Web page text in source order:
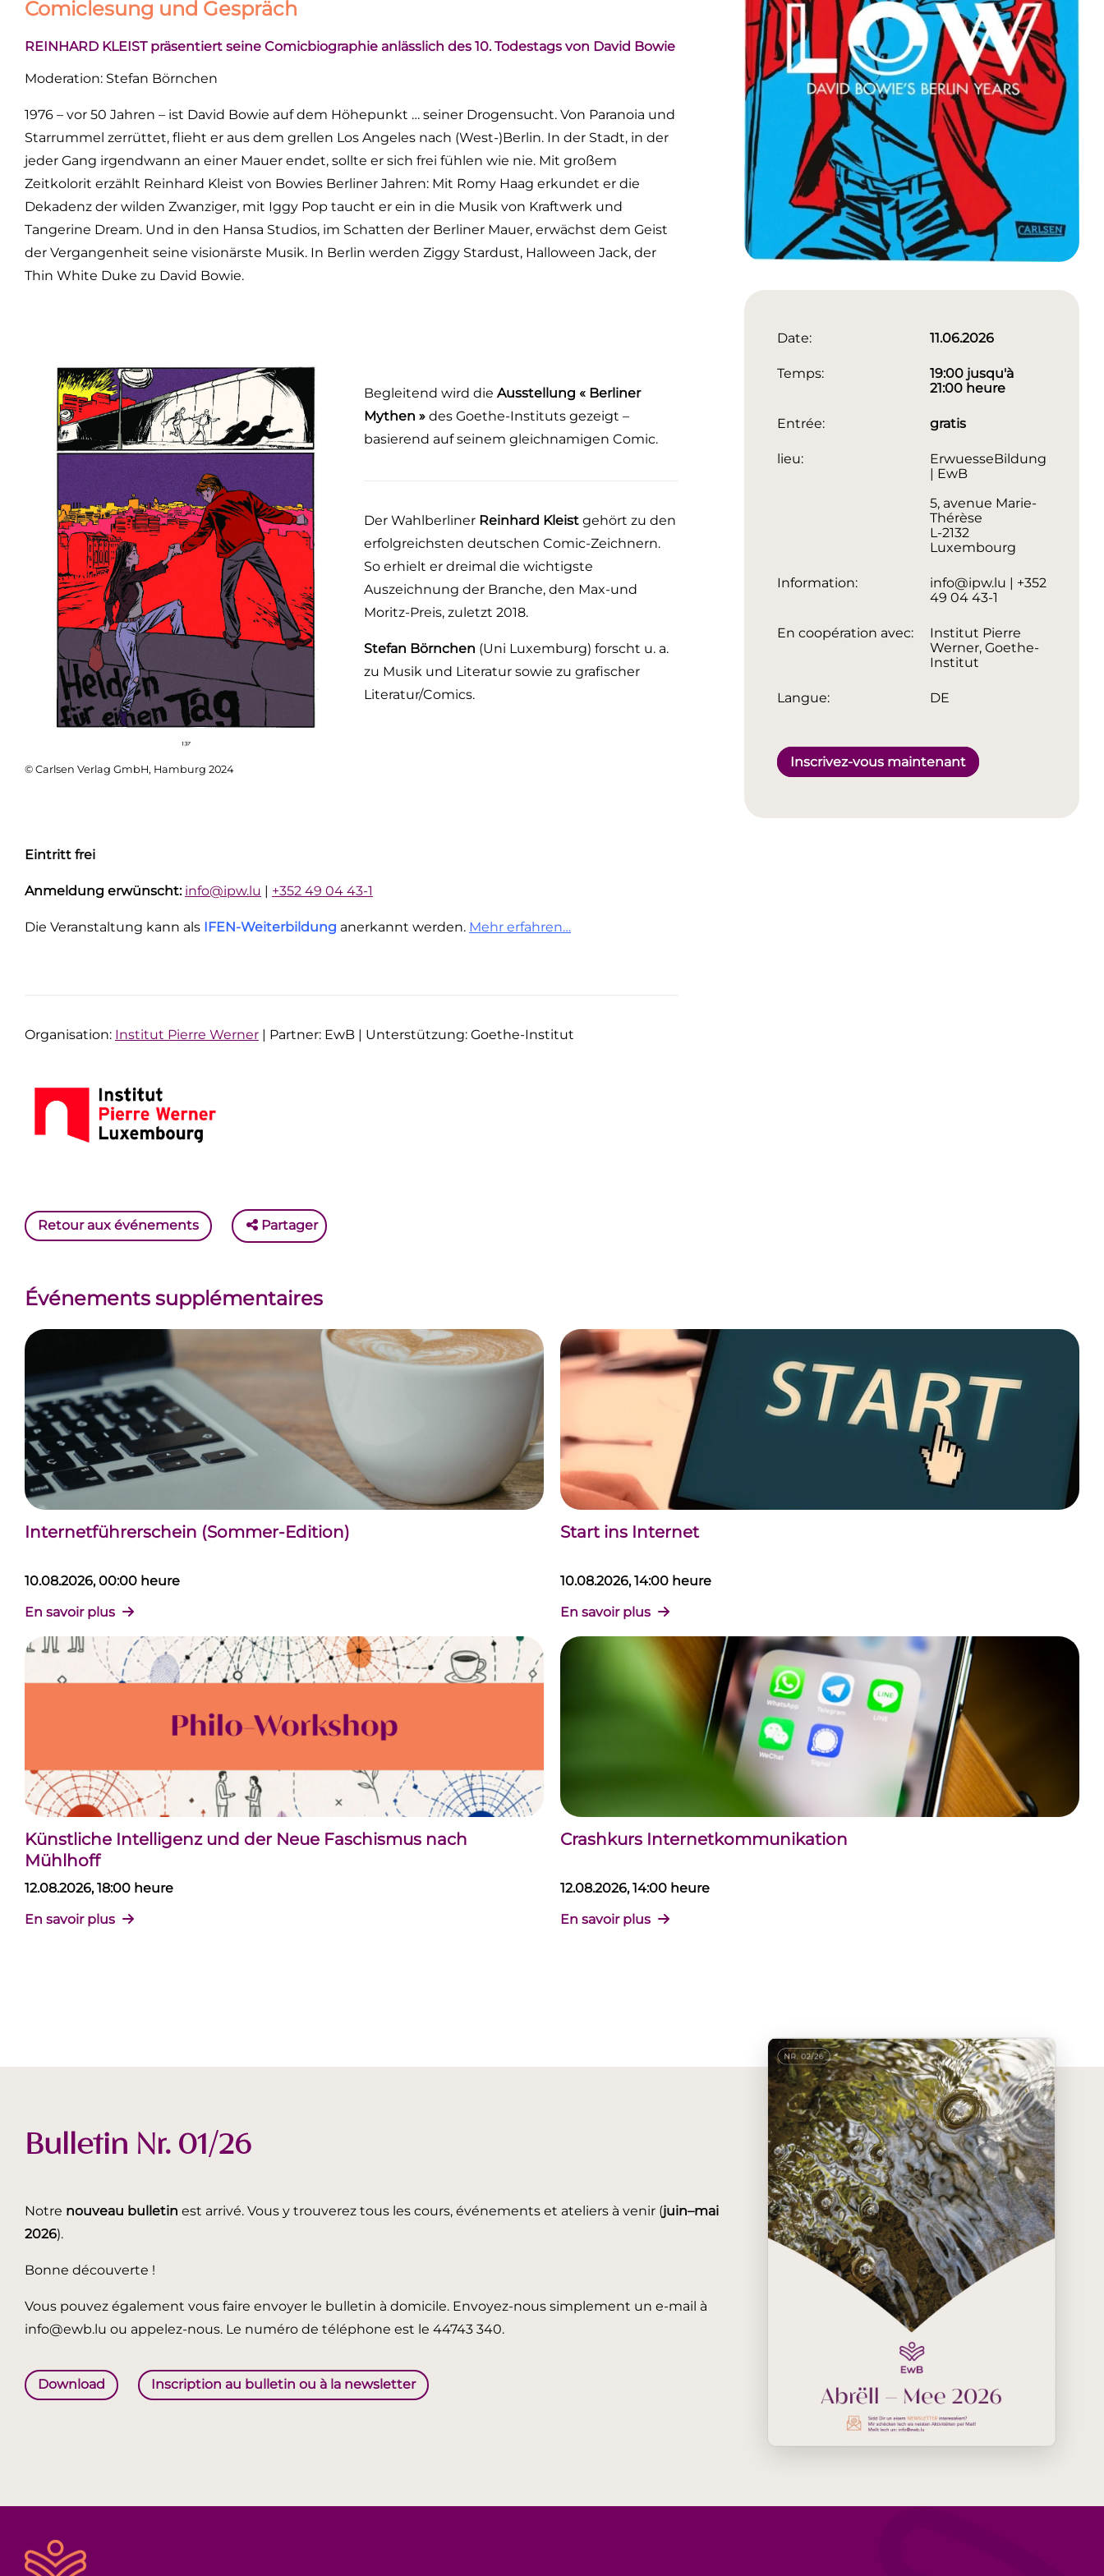
Comiclesung und Gespräch
REINHARD KLEIST präsentiert seine Comicbiographie anlässlich des 10. Todestags von David Bowie
Moderation: Stefan Börnchen
1976 – vor 50 Jahren – ist David Bowie auf dem Höhepunkt … seiner Drogensucht. Von Paranoia und
Starrummel zerrüttet, flieht er aus dem grellen Los Angeles nach (West-)Berlin. In der Stadt, in der
jeder Gang irgendwann an einer Mauer endet, sollte er sich frei fühlen wie nie. Mit großem
Zeitkolorit erzählt Reinhard Kleist von Bowies Berliner Jahren: Mit Romy Haag erkundet er die
Dekadenz der wilden Zwanziger, mit Iggy Pop taucht er ein in die Musik von Kraftwerk und
Tangerine Dream. Und in den Hansa Studios, im Schatten der Berliner Mauer, erwächst dem Geist
der Vergangenheit seine visionärste Musik. In Berlin werden Ziggy Stardust, Halloween Jack, der
Thin White Duke zu David Bowie.
© Carlsen Verlag GmbH, Hamburg 2024
Begleitend wird die Ausstellung « Berliner
Mythen » des Goethe-Instituts gezeigt –
basierend auf seinem gleichnamigen Comic.
Der Wahlberliner Reinhard Kleist gehört zu den
erfolgreichsten deutschen Comic-Zeichnern.
So erhielt er dreimal die wichtigste
Auszeichnung der Branche, den Max-und
Moritz-Preis, zuletzt 2018.
Stefan Börnchen (Uni Luxemburg) forscht u. a.
zu Musik und Literatur sowie zu grafischer
Literatur/Comics.
Eintritt frei
Anmeldung erwünscht: info@ipw.lu | +352 49 04 43-1
Die Veranstaltung kann als IFEN-Weiterbildung anerkannt werden. Mehr erfahren…
Organisation: Institut Pierre Werner | Partner: EwB | Unterstützung: Goethe-Institut
Retour aux événements Partager
Date: 11.06.2026
Temps:
19:00 jusqu'à
21:00 heure
Entrée: gratis
lieu:
ErwuesseBildung
| EwB
5, avenue Marie-
Thérèse
L-2132
Luxembourg
Information:
info@ipw.lu | +352
49 04 43-1
En coopération avec:
Institut Pierre
Werner, Goethe-
Institut
Langue: DE
Inscrivez-vous maintenant
Événements supplémentaires
Internetführerschein (Sommer-Edition)
10.08.2026, 00:00 heure
En savoir plus
Start ins Internet
10.08.2026, 14:00 heure
En savoir plus
Künstliche Intelligenz und der Neue Faschismus nach
Mühlhoff
12.08.2026, 18:00 heure
En savoir plus
Crashkurs Internetkommunikation
12.08.2026, 14:00 heure
En savoir plus
Bulletin Nr. 01/26
Notre nouveau bulletin est arrivé. Vous y trouverez tous les cours, événements et ateliers à venir (juin–mai
2026).
Bonne découverte !
Vous pouvez également vous faire envoyer le bulletin à domicile. Envoyez-nous simplement un e-mail à
info@ewb.lu ou appelez-nous. Le numéro de téléphone est le 44743 340.
Download Inscription au bulletin ou à la newsletter